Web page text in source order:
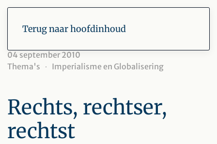
Terug naar hoofdinhoud
04 september 2010
Thema's
Imperialisme en Globalisering
Rechts, rechtser,
rechtst